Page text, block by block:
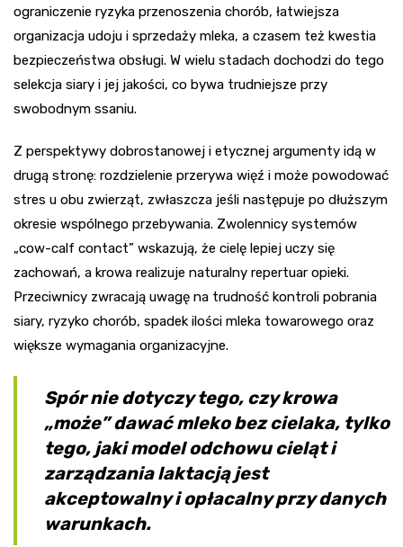
ograniczenie ryzyka przenoszenia chorób, łatwiejsza
organizacja udoju i sprzedaży mleka, a czasem też kwestia
bezpieczeństwa obsługi. W wielu stadach dochodzi do tego
selekcja siary i jej jakości, co bywa trudniejsze przy
swobodnym ssaniu.
Z perspektywy dobrostanowej i etycznej argumenty idą w
drugą stronę: rozdzielenie przerywa więź i może powodować
stres u obu zwierząt, zwłaszcza jeśli następuje po dłuższym
okresie wspólnego przebywania. Zwolennicy systemów
„cow-calf contact” wskazują, że cielę lepiej uczy się
zachowań, a krowa realizuje naturalny repertuar opieki.
Przeciwnicy zwracają uwagę na trudność kontroli pobrania
siary, ryzyko chorób, spadek ilości mleka towarowego oraz
większe wymagania organizacyjne.
Spór nie dotyczy tego, czy krowa
„może” dawać mleko bez cielaka, tylko
tego, jaki model odchowu cieląt i
zarządzania laktacją jest
akceptowalny i opłacalny przy danych
warunkach.